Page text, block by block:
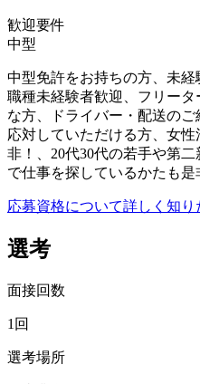
歓迎要件
中型
中型免許をお持ちの方、未
職種未経験者歓迎、フリー
な方、ドライバー・配送の
応対していただける方、女
非！、20代30代の若手や第
で仕事を探しているかたも是
応募資格について詳しく知り
選考
面接回数
1回
選考場所